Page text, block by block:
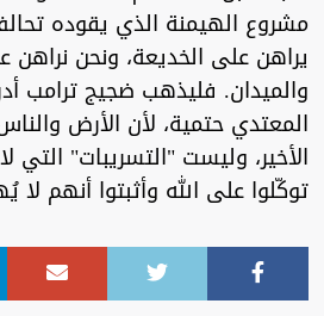
مشروع الهيمنة الذي يقوده
يراهن على الخديعة، ونحن نراهن
والميدان. فليذهب ضجيج ترامب
المعتدي حتمية، لأن الأرض
الأخير، وليست "التسريبات" التي
توكّلوا على الله وأثبتوا أنهم لا